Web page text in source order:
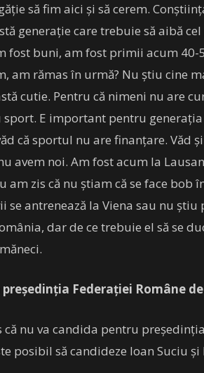
să fim aici și să cerem.
generație care trebuie să aibă
fost buni, am fost primii acum 40-
am rămas în urmă? Nu știu cine
cutie. Pentru că nimeni nu are
sport. E important pentru generația
că sportul nu are finanțare. Văd
avem noi. Am fost acum la
zis că nu știam că se face bob
se antrenează la Viena sau nu
dar de ce trebuie el să se
Federației Române
că nu va candida pentru
posibil să candideze Ioan Suciu